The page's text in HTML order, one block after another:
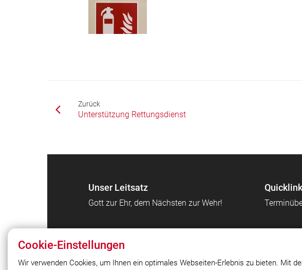
Zurück
Unterstützung Rettungsdienst
Unser Leitsatz
Gott zur Ehr, dem Nächsten zur Wehr!
Cookie-Einstellungen
Wir verwenden Cookies, um Ihnen ein optimales Webseiten-Erlebnis zu bieten. Mit